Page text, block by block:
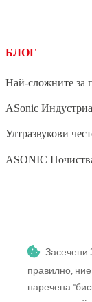
БЛОГ
Най-сложните за
ASonic
Ултразвукови
ASONIC
Засечени
правилно,
наречена